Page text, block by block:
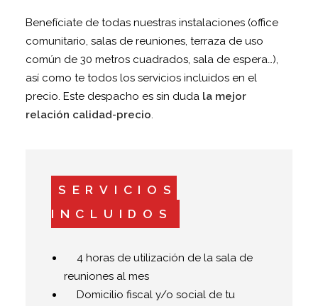
Benefíciate de todas nuestras instalaciones (office
comunitario, salas de reuniones, terraza de uso
común de 30 metros cuadrados, sala de espera…),
así como te todos los servicios incluidos en el
precio. Este despacho es sin duda la mejor
relación calidad-precio.
SERVICIOS
INCLUIDOS
4 horas de utilización de la sala de
reuniones al mes
Domicilio fiscal y/o social de tu